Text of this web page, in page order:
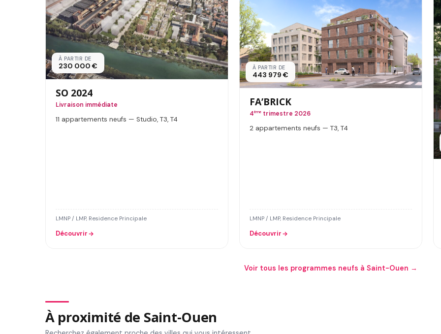
À PARTIR DE
230 000 €
SO 2024
Livraison immédiate
11 appartements neufs — Studio, T3, T4
LMNP / LMP, Residence Principale
Découvrir
À PARTIR DE
443 979 €
FA’BRICK
4ème trimestre 2026
2 appartements neufs — T3, T4
LMNP / LMP, Residence Principale
Découvrir
Voir tous les programmes neufs à Saint-Ouen →
À proximité de Saint-Ouen